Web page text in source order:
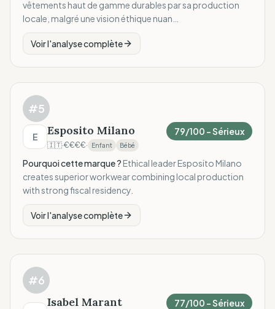
vêtements haut de gamme durables par sa production
locale, malgré une vision éthique nuan…
Voir l'analyse complète
#5
E Esposito Milano
🇮🇹·€€€€· Enfant Bébé
79/100 –Sérieux
Pourquoi cette marque ?Ethical leader Esposito Milano
creates superior workwear combining local production
with strong fiscal residency.
Voir l'analyse complète
#6
Isabel Marant
77/100 –Sérieux